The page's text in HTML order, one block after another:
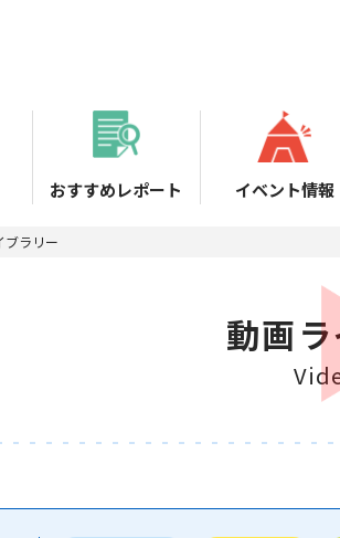
おすすめレポート イベント情報
ブラリー
動画